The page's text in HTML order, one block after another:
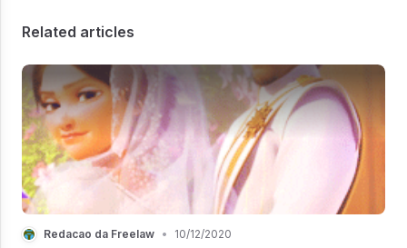
Related articles
Redacao da Freelaw • 10/12/2020